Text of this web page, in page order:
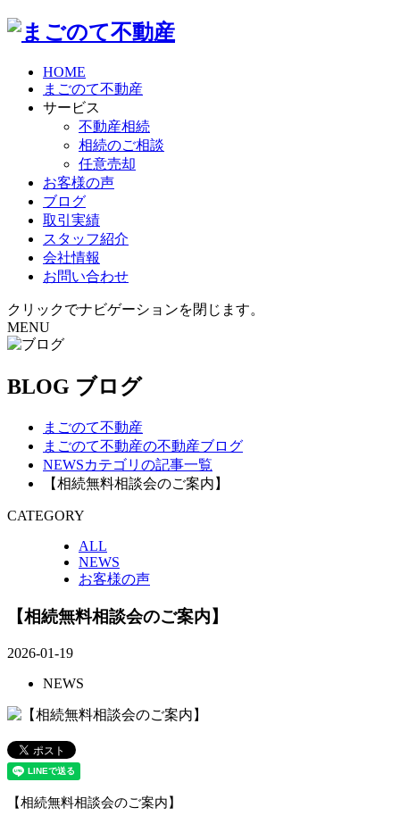
HOME
まごのて不動産
サービス
不動産相続
相続のご相談
任意売却
お客様の声
ブログ
取引実績
スタッフ紹介
会社情報
お問い合わせ
クリックでナビゲーションを閉じます。
MENU
BLOG ブログ
まごのて不動産
まごのて不動産の不動産ブログ
NEWSカテゴリの記事一覧
【相続無料相談会のご案内】
CATEGORY
ALL
NEWS
お客様の声
【相続無料相談会のご案内】
2026-01-19
NEWS
【相続無料相談会のご案内】